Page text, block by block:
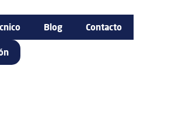
Blog Contacto